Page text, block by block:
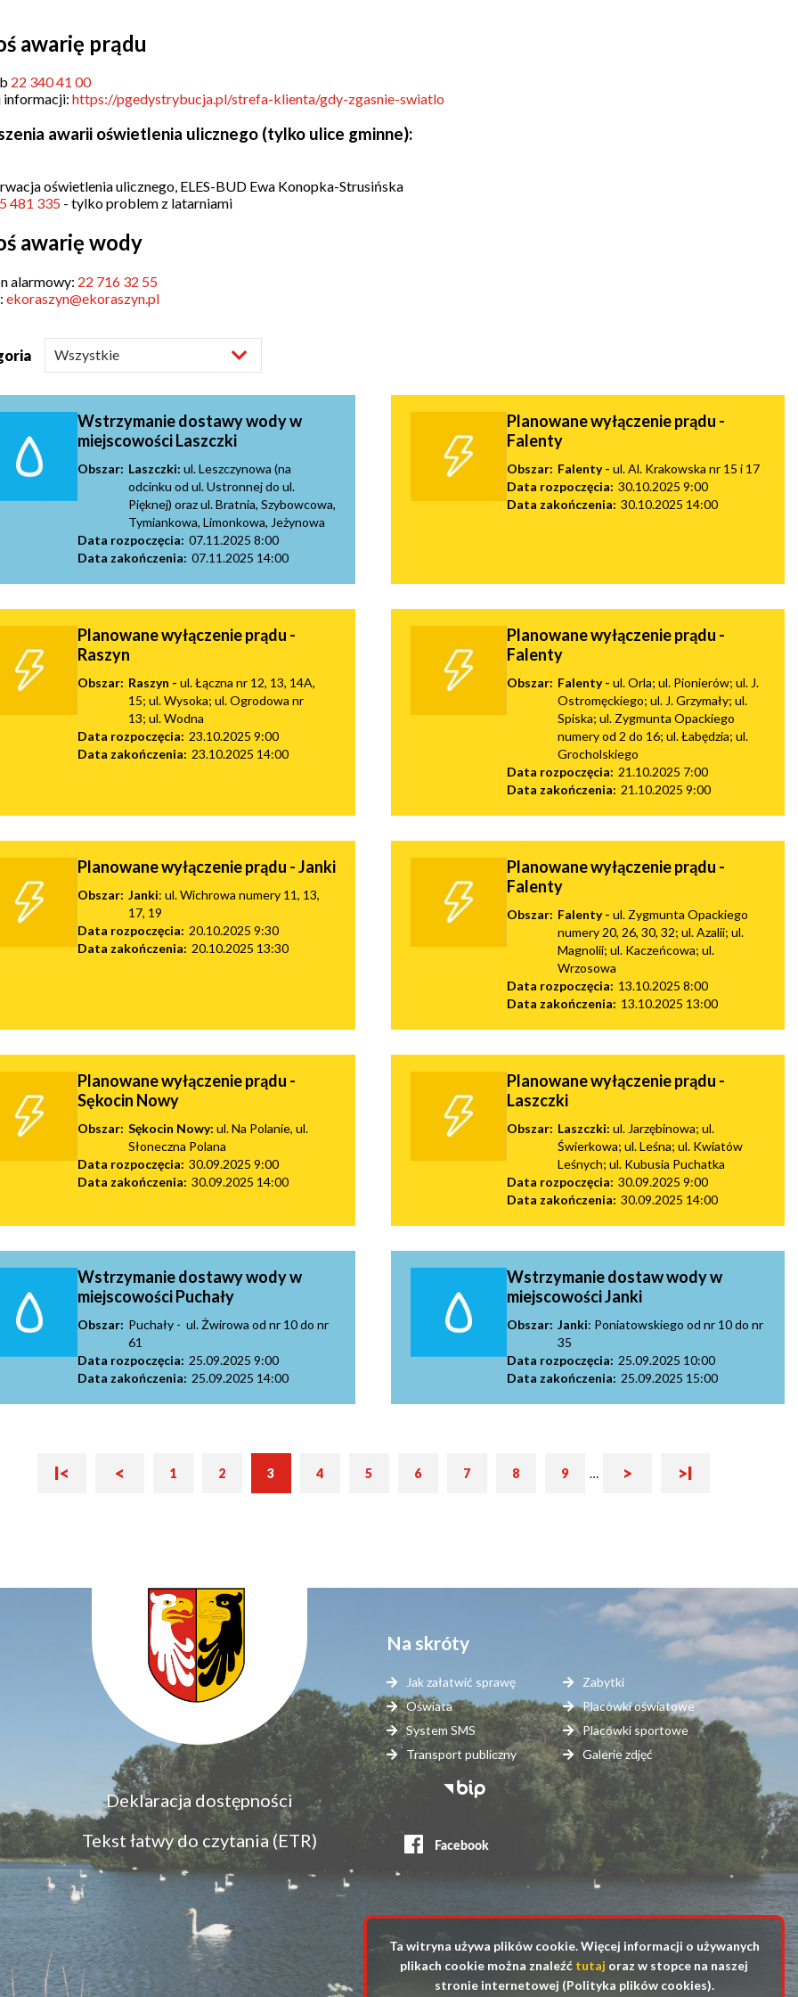
Sołectwa
Statut
Gminy
in
new
Jak
sprawę
Wójta
awarię prądu
22 340 41 00
informacji: https://pgedystrybucja.pl/strefa-klienta/gdy-zgasnie-swiatlo
awarii oświetlenia ulicznego (tylko ulice gminne):
oświetlenia ulicznego, ELES-BUD Ewa Konopka-Strusińska
481 335 - tylko problem z latarniami
awarię wody
alarmowy: 22 716 32 55
ekoraszyn@ekoraszyn.pl
Wstrzymanie dostawy wody w
miejscowości Laszczki
Obszar: Laszczki: ul. Leszczynowa (na
odcinku od ul. Ustronnej do ul.
Pięknej) oraz ul. Bratnia, Szybowcowa,
Tymiankowa, Limonkowa, Jeżynowa
Data rozpoczęcia: 07.11.2025 8:00
Data zakończenia: 07.11.2025 14:00
Planowane wyłączenie prądu -
Falenty
Obszar: Falenty - ul. Al. Krakowska nr 15 i 17
Data rozpoczęcia: 30.10.2025 9:00
Data zakończenia: 30.10.2025 14:00
Planowane wyłączenie prądu -
Raszyn
Obszar: Raszyn - ul. Łączna nr 12, 13, 14A,
15; ul. Wysoka; ul. Ogrodowa nr
13; ul. Wodna
Data rozpoczęcia: 23.10.2025 9:00
Data zakończenia: 23.10.2025 14:00
Planowane wyłączenie prądu -
Falenty
Obszar: Falenty - ul. Orla; ul. Pionierów; ul. J.
Ostromęckiego; ul. J. Grzymały; ul.
Spiska; ul. Zygmunta Opackiego
numery od 2 do 16; ul. Łabędzia; ul.
Grocholskiego
Data rozpoczęcia: 21.10.2025 7:00
Data zakończenia: 21.10.2025 9:00
Planowane wyłączenie prądu - Janki
Obszar: Janki: ul. Wichrowa numery 11, 13,
17, 19
Data rozpoczęcia: 20.10.2025 9:30
Data zakończenia: 20.10.2025 13:30
Planowane wyłączenie prądu -
Falenty
Obszar: Falenty - ul. Zygmunta Opackiego
numery 20, 26, 30, 32; ul. Azalii; ul.
Magnolii; ul. Kaczeńcowa; ul.
Wrzosowa
Data rozpoczęcia: 13.10.2025 8:00
Data zakończenia: 13.10.2025 13:00
Planowane wyłączenie prądu -
Sękocin Nowy
Obszar: Sękocin Nowy: ul. Na Polanie, ul.
Słoneczna Polana
Data rozpoczęcia: 30.09.2025 9:00
Data zakończenia: 30.09.2025 14:00
Planowane wyłączenie prądu -
Laszczki
Obszar: Laszczki: ul. Jarzębinowa; ul.
Świerkowa; ul. Leśna; ul. Kwiatów
Leśnych; ul. Kubusia Puchatka
Data rozpoczęcia: 30.09.2025 9:00
Data zakończenia: 30.09.2025 14:00
Wstrzymanie dostawy wody w
miejscowości Puchały
Obszar: Puchały - ul. Żwirowa od nr 10 do nr
61
Data rozpoczęcia: 25.09.2025 9:00
Data zakończenia: 25.09.2025 14:00
Wstrzymanie dostaw wody w
miejscowości Janki
Obszar: Janki: Poniatowskiego od nr 10 do nr
35
Data rozpoczęcia: 25.09.2025 10:00
Data zakończenia: 25.09.2025 15:00
Stronicowanie
Pierwsza
I<
Poprzednia
< Strona
1 Strona
2
Bieżąca
3 Strona
4 Strona
5 Strona
6 Strona
7 Strona
8 Strona
9 … Następna
>
Ostatnia
>I
dostępność
Deklaracja dostępności
Tekst łatwy do czytania (ETR)
Na skróty
Jak załatwić sprawę
Oświata
System SMS
Transport publiczny
Zabytki
Placówki oświatowe
Placówki sportowe
Galerie zdjęć
Stopka
serwisy
zewnętrzne
Ta witryna używa plików cookie. Więcej informacji o używanych
plikach cookie można znaleźć tutaj oraz w stopce na naszej
stronie internetowej (Polityka plików cookies).